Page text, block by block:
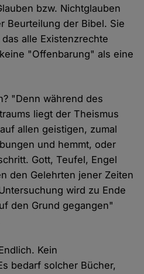
bzw. Nichtglauben
Beurteilung der Bibel. Sie
alle Existenzrechte
"Offenbarung" als eine
"Denn während des
liegt der Theismus
allen geistigen, zumal
und hemmt, oder
Gott, Teufel, Engel
den Gelehrten jener Zeiten
wird zu Ende
den Grund gegangen"
Kein
bedarf solcher Bücher,